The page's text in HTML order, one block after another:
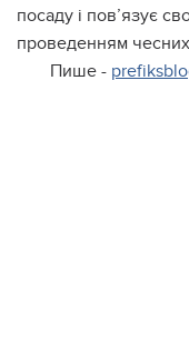
посаду і пов’язує
проведенням
Пише -